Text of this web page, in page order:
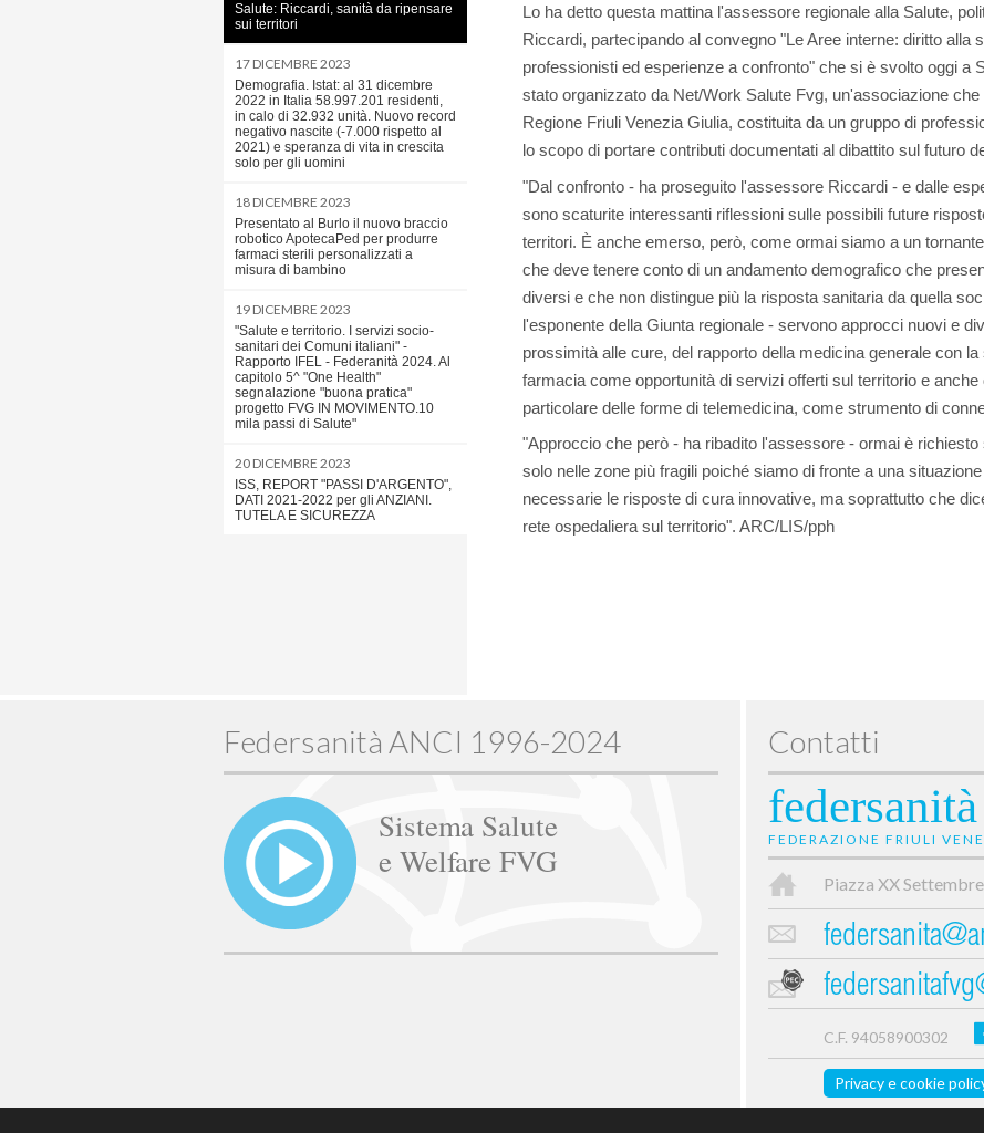
Salute: Riccardi, sanità da ripensare
sui territori
17 DICEMBRE 2023
Demografia. Istat: al 31 dicembre
2022 in Italia 58.997.201 residenti,
in calo di 32.932 unità. Nuovo record
negativo nascite (-7.000 rispetto al
2021) e speranza di vita in crescita
solo per gli uomini
18 DICEMBRE 2023
Presentato al Burlo il nuovo braccio
robotico ApotecaPed per produrre
farmaci sterili personalizzati a
misura di bambino
19 DICEMBRE 2023
"Salute e territorio. I servizi socio-
sanitari dei Comuni italiani" -
Rapporto IFEL - Federanità 2024. Al
capitolo 5^ "One Health"
segnalazione "buona pratica"
progetto FVG IN MOVIMENTO.10
mila passi di Salute"
20 DICEMBRE 2023
ISS, REPORT "PASSI D'ARGENTO",
DATI 2021-2022 per gli ANZIANI.
TUTELA E SICUREZZA
Lo ha detto questa mattina l'assessore regionale alla Salute,
Riccardi, partecipando al convegno "Le Aree interne: diritto alla
professionisti ed esperienze a confronto" che si è svolto oggi a
stato organizzato da Net/Work Salute Fvg, un'associazione
Regione Friuli Venezia Giulia, costituita da un gruppo di
lo scopo di portare contributi documentati al dibattito sul futuro
"Dal confronto - ha proseguito l'assessore Riccardi - e dalle
sono scaturite interessanti riflessioni sulle possibili future
territori. È anche emerso, però, come ormai siamo a un
che deve tenere conto di un andamento demografico che
diversi e che non distingue più la risposta sanitaria da quella
l'esponente della Giunta regionale - servono approcci nuovi e
prossimità alle cure, del rapporto della medicina generale con
farmacia come opportunità di servizi offerti sul territorio e
particolare delle forme di telemedicina, come strumento di
"Approccio che però - ha ribadito l'assessore - ormai è
solo nelle zone più fragili poiché siamo di fronte a una
necessarie le risposte di cura innovative, ma soprattutto che
rete ospedaliera sul territorio". ARC/LIS/pph
Federsanità ANCI 1996-2024
Sistema Salute
e Welfare FVG
Contatti
federsanità
FEDERAZIONE FRIULI
Piazza XX
C.F. 94058900302
Privacy e cookie